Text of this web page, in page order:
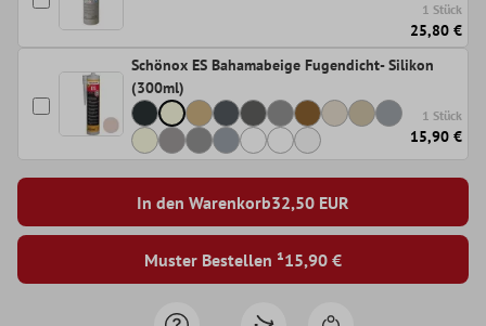
1 Stück
25,80 €
Schönox ES Bahamabeige Fugendicht- Silikon
(300ml)
1 Stück
15,90 €
In den Warenkorb32,50 EUR
Muster Bestellen ¹15,90 €